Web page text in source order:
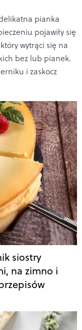
pianka
pojawiły się
wytrąci się na
bez lub pianek.
i zaskocz
siostry
na zimno i